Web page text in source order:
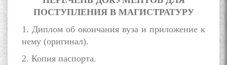
ПОСТУПЛЕНИЯ В МАГИСТРАТУРУ
1. Диплом об окончания вуза и приложение к
нему (оригинал).
2. Копия паспорта.
The Persian Gulf Beautiful
poetry from Устод Мумин